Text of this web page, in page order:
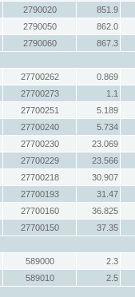
2790020
851.9
2790050
862.0
2790060
867.3
27700262
0.869
27700273
1.1
27700251
5.189
27700240
5.734
27700230
23.069
27700229
23.566
27700218
30.907
27700193
31.47
27700160
36.825
27700150
37.35
589000
2.3
589010
2.5